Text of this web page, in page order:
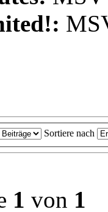
Sortiere nach
1 von 1